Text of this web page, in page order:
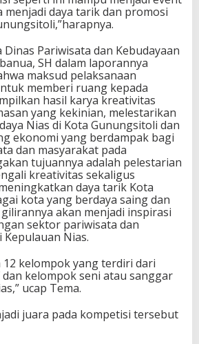
daya tarik dan promosi
Dinas Pariwisata dan Kebudayaan
SH dalam laporannya
maksud pelaksanaan
memberi ruang kepada
hasil karya kreativitas
yang kekinian, melestarikan
Nias di Kota Gunungsitoli dan
ekonomi yang berdampak bagi
dan masyarakat pada
tujuannya adalah pelestarian
kreativitas sekaligus
daya tarik Kota
kota yang berdaya saing dan
akan menjadi inspirasi
sektor pariwisata dan
Nias.
12 kelompok yang terdiri dari
kelompok seni atau sanggar
ucap Tema.
juara pada kompetisi tersebut